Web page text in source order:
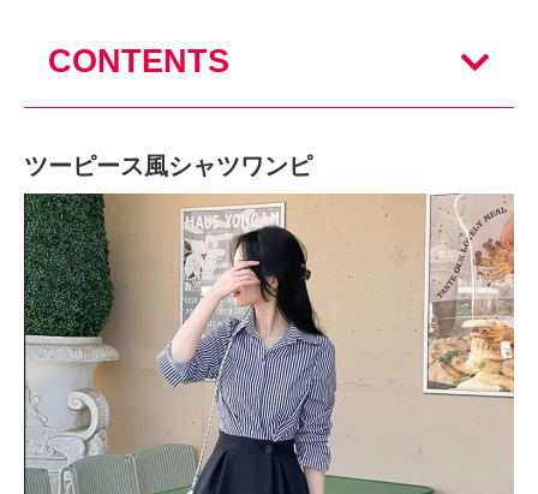
CONTENTS
ツーピース風シャツワンピ